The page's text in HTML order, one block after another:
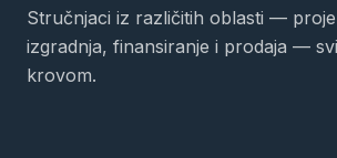
Stručnjaci iz različitih oblasti —
izgradnja, finansiranje i prodaja —
krovom.